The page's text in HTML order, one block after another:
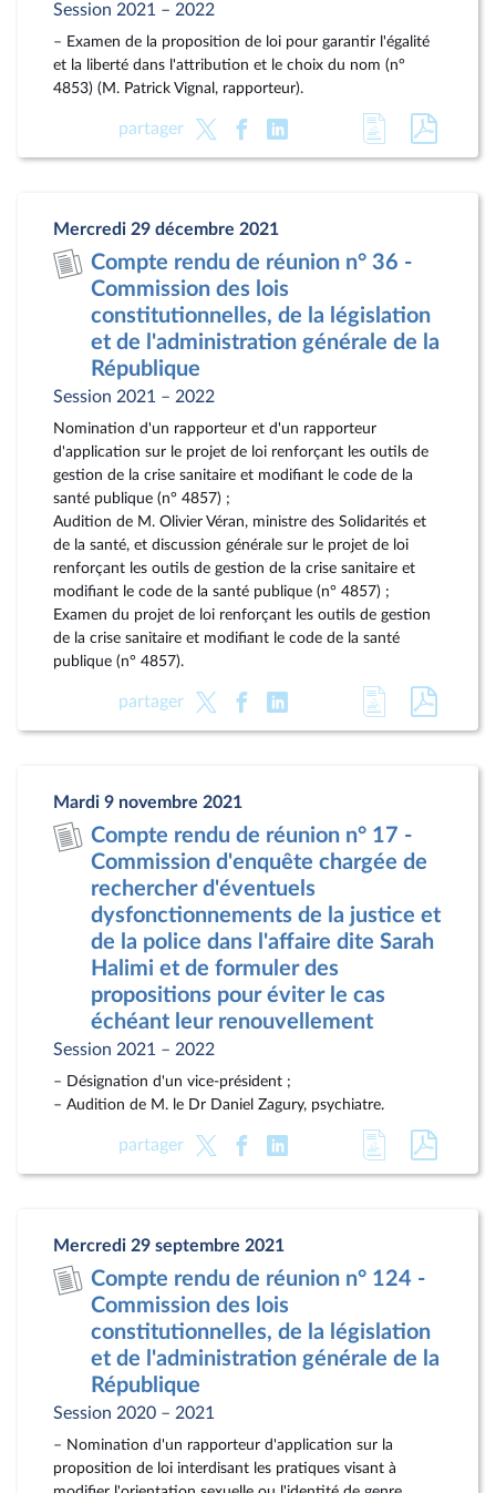
Session 2021 – 2022
– Examen de la proposition de loi pour garantir l'égalité
et la liberté dans l'attribution et le choix du nom (n°
4853) (M. Patrick Vignal, rapporteur).
partager
Accéder
à
document
au
pdf
Mercredi 29 décembre 2021
Compte rendu de réunion n° 36 -
Commission des lois
constitutionnelles, de la législation
et de l'administration générale de la
République
Session 2021 – 2022
Nomination d'un rapporteur et d'un rapporteur
d'application sur le projet de loi renforçant les outils de
gestion de la crise sanitaire et modifiant le code de la
santé publique (n° 4857) ;
Audition de M. Olivier Véran, ministre des Solidarités et
de la santé, et discussion générale sur le projet de loi
renforçant les outils de gestion de la crise sanitaire et
modifiant le code de la santé publique (n° 4857) ;
Examen du projet de loi renforçant les outils de gestion
de la crise sanitaire et modifiant le code de la santé
publique (n° 4857).
partager
Accéder
à
document
au
pdf
Mardi 9 novembre 2021
Compte rendu de réunion n° 17 -
Commission d'enquête chargée de
rechercher d'éventuels
dysfonctionnements de la justice et
de la police dans l'affaire dite Sarah
Halimi et de formuler des
propositions pour éviter le cas
échéant leur renouvellement
Session 2021 – 2022
– Désignation d'un vice-président ;
– Audition de M. le Dr Daniel Zagury, psychiatre.
partager
Accéder
à
document
au
pdf
Mercredi 29 septembre 2021
Compte rendu de réunion n° 124 -
Commission des lois
constitutionnelles, de la législation
et de l'administration générale de la
République
Session 2020 – 2021
– Nomination d'un rapporteur d'application sur la
proposition de loi interdisant les pratiques visant à